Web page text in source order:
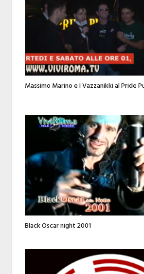
Massimo Marino e I Vazzanikki al Pride
Black Oscar night 2001